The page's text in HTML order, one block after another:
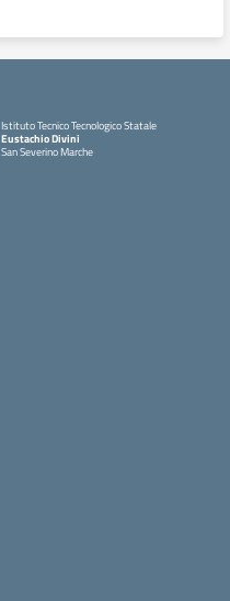
Istituto Tecnico Tecnologico Statale
Eustachio Divini
San Severino Marche